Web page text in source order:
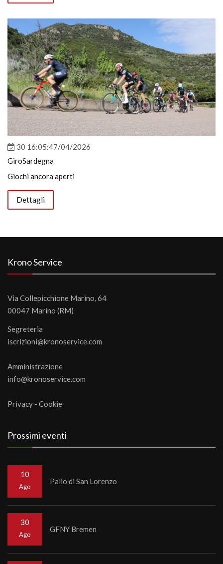
30 16:05:47/04/2026
GiroSardegna
Giochi ancora aperti
Dettagli
Krono Service
Via Collepicchione Marino, 64
00047 Marino (RM)
Segreteria
iscrizioni@kronoservice.com
Amministrazione
info@kronoservice.com
Privacy - Cookie
Prossimi eventi
10
Ago
Palio di San Lorenzo
30
Ago
GFNY Bremen